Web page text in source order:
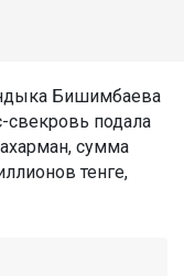
Бишимбаева
свекровь подала
сумма
тенге,